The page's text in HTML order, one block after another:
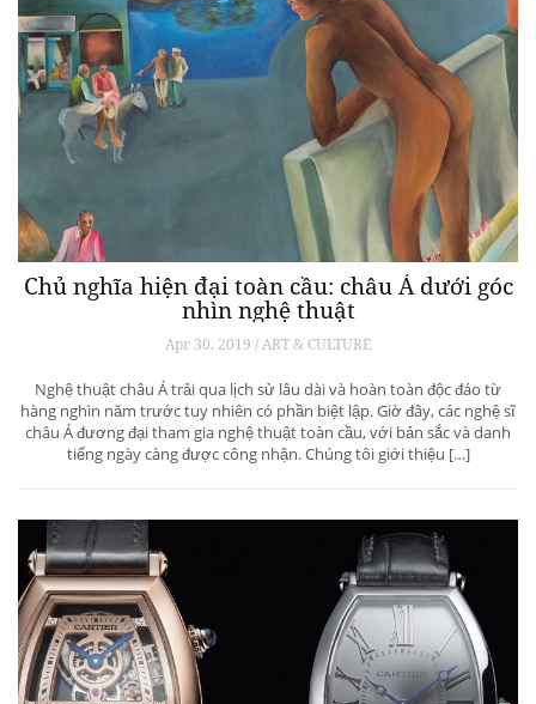
Chủ nghĩa hiện đại toàn cầu: châu Á dưới góc
nhìn nghệ thuật
Apr 30, 2019 / ART & CULTURE
Nghệ thuật châu Á trải qua lịch sử lâu dài và hoàn toàn độc đáo từ
hàng nghìn năm trước tuy nhiên có phần biệt lập. Giờ đây, các nghệ sĩ
châu Á đương đại tham gia nghệ thuật toàn cầu, với bản sắc và danh
tiếng ngày càng được công nhận. Chúng tôi giới thiệu […]